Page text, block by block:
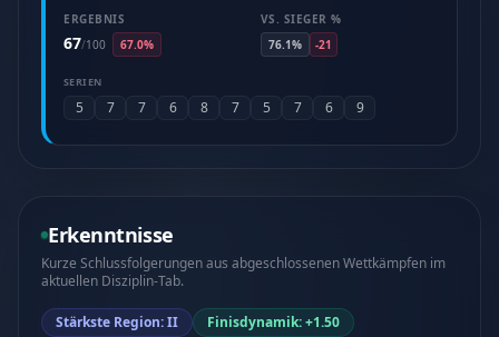
ERGEBNIS
67/100 67.0%
VS. SIEGER %
76.1%
-21
SERIEN
5 7 7 6 8 7 5 7 6 9
Erkenntnisse
Kurze Schlussfolgerungen aus abgeschlossenen Wettkämpfen im
aktuellen Disziplin-Tab.
Stärkste Region: II Finisdynamik: +1.50